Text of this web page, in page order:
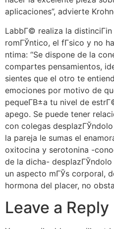
aplicaciones”, advierte
LabbГ© realiza la
romГЎntico, el fГ­sico y no
ntima: “Se dispone de la
compartes pensamientos,
sientes que el otro te
emociones por motivo de
pequeГ­В±a tu nivel de
apego. Se puede tener
con colegas
la pareja le sumas el
oxitocina y serotonina -
de la dicha-
un aspecto mГЎs corporal,
hormona del placer, no
Leave a Reply